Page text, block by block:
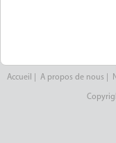
Accueil A propos de nous